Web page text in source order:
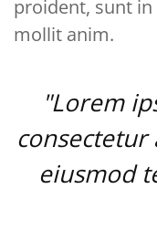
proident, sunt
mollit anim.
"Lorem
consectetur
eiusmod